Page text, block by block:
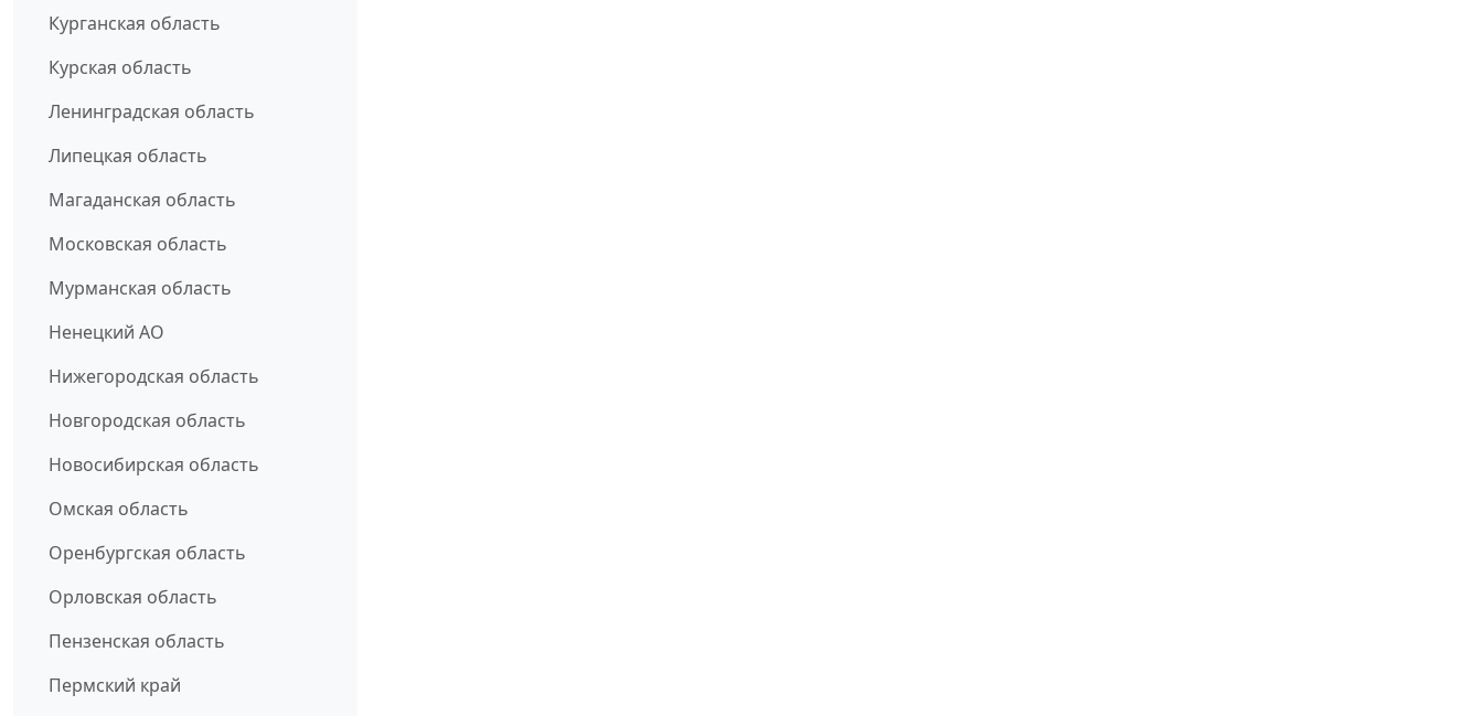
Курганская область
Курская область
Ленинградская область
Липецкая область
Магаданская область
Московская область
Мурманская область
Ненецкий АО
Нижегородская область
Новгородская область
Новосибирская область
Омская область
Оренбургская область
Орловская область
Пензенская область
Пермский край